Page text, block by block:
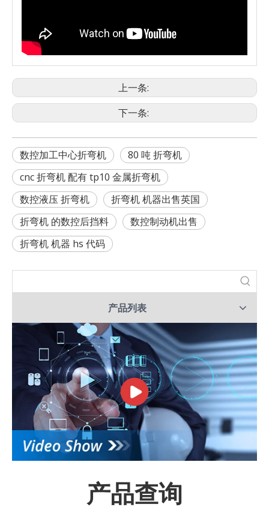
上一条:
下一条:
数控加工中心折弯机
80 吨 折弯机
cnc 折弯机 配有 tp10 金属折弯机
数控液压 折弯机
折弯机 机器出售英国
折弯机 的数控后挡料
数控制动机出售
折弯机 机器 hs 代码
产品列表
产品查询